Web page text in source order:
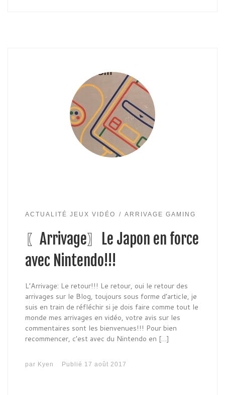
ACTUALITÉ JEUX VIDÉO ARRIVAGE GAMING
〖Arrivage〗Le Japon en force
avec Nintendo!!!
L’Arrivage: Le retour!!! Le retour, oui le retour des
arrivages sur le Blog, toujours sous forme d’article, je
suis en train de réfléchir si je dois faire comme tout le
monde mes arrivages en vidéo, votre avis sur les
commentaires sont les bienvenues!!! Pour bien
recommencer, c’est avec du Nintendo en […]
par Kyen Publié 17 août 2017